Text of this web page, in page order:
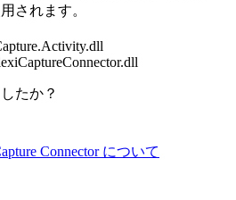
されます。
たか？
Connector について